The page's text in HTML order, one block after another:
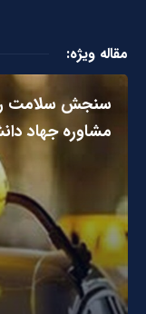
مقاله ویژه:
سنجش سلامت
مشاوره جهاد